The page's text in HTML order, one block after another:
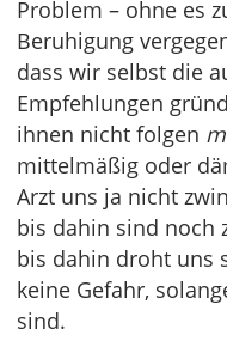
Problem – ohne es
Beruhigung
dass wir selbst die
Empfehlungen
ihnen nicht folgen
mittelmäßig oder
Arzt uns ja nicht
bis dahin sind noch
bis dahin droht uns
keine Gefahr,
sind.